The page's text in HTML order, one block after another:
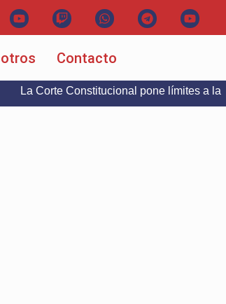
Contacto
Constitucional pone límites a la libertad